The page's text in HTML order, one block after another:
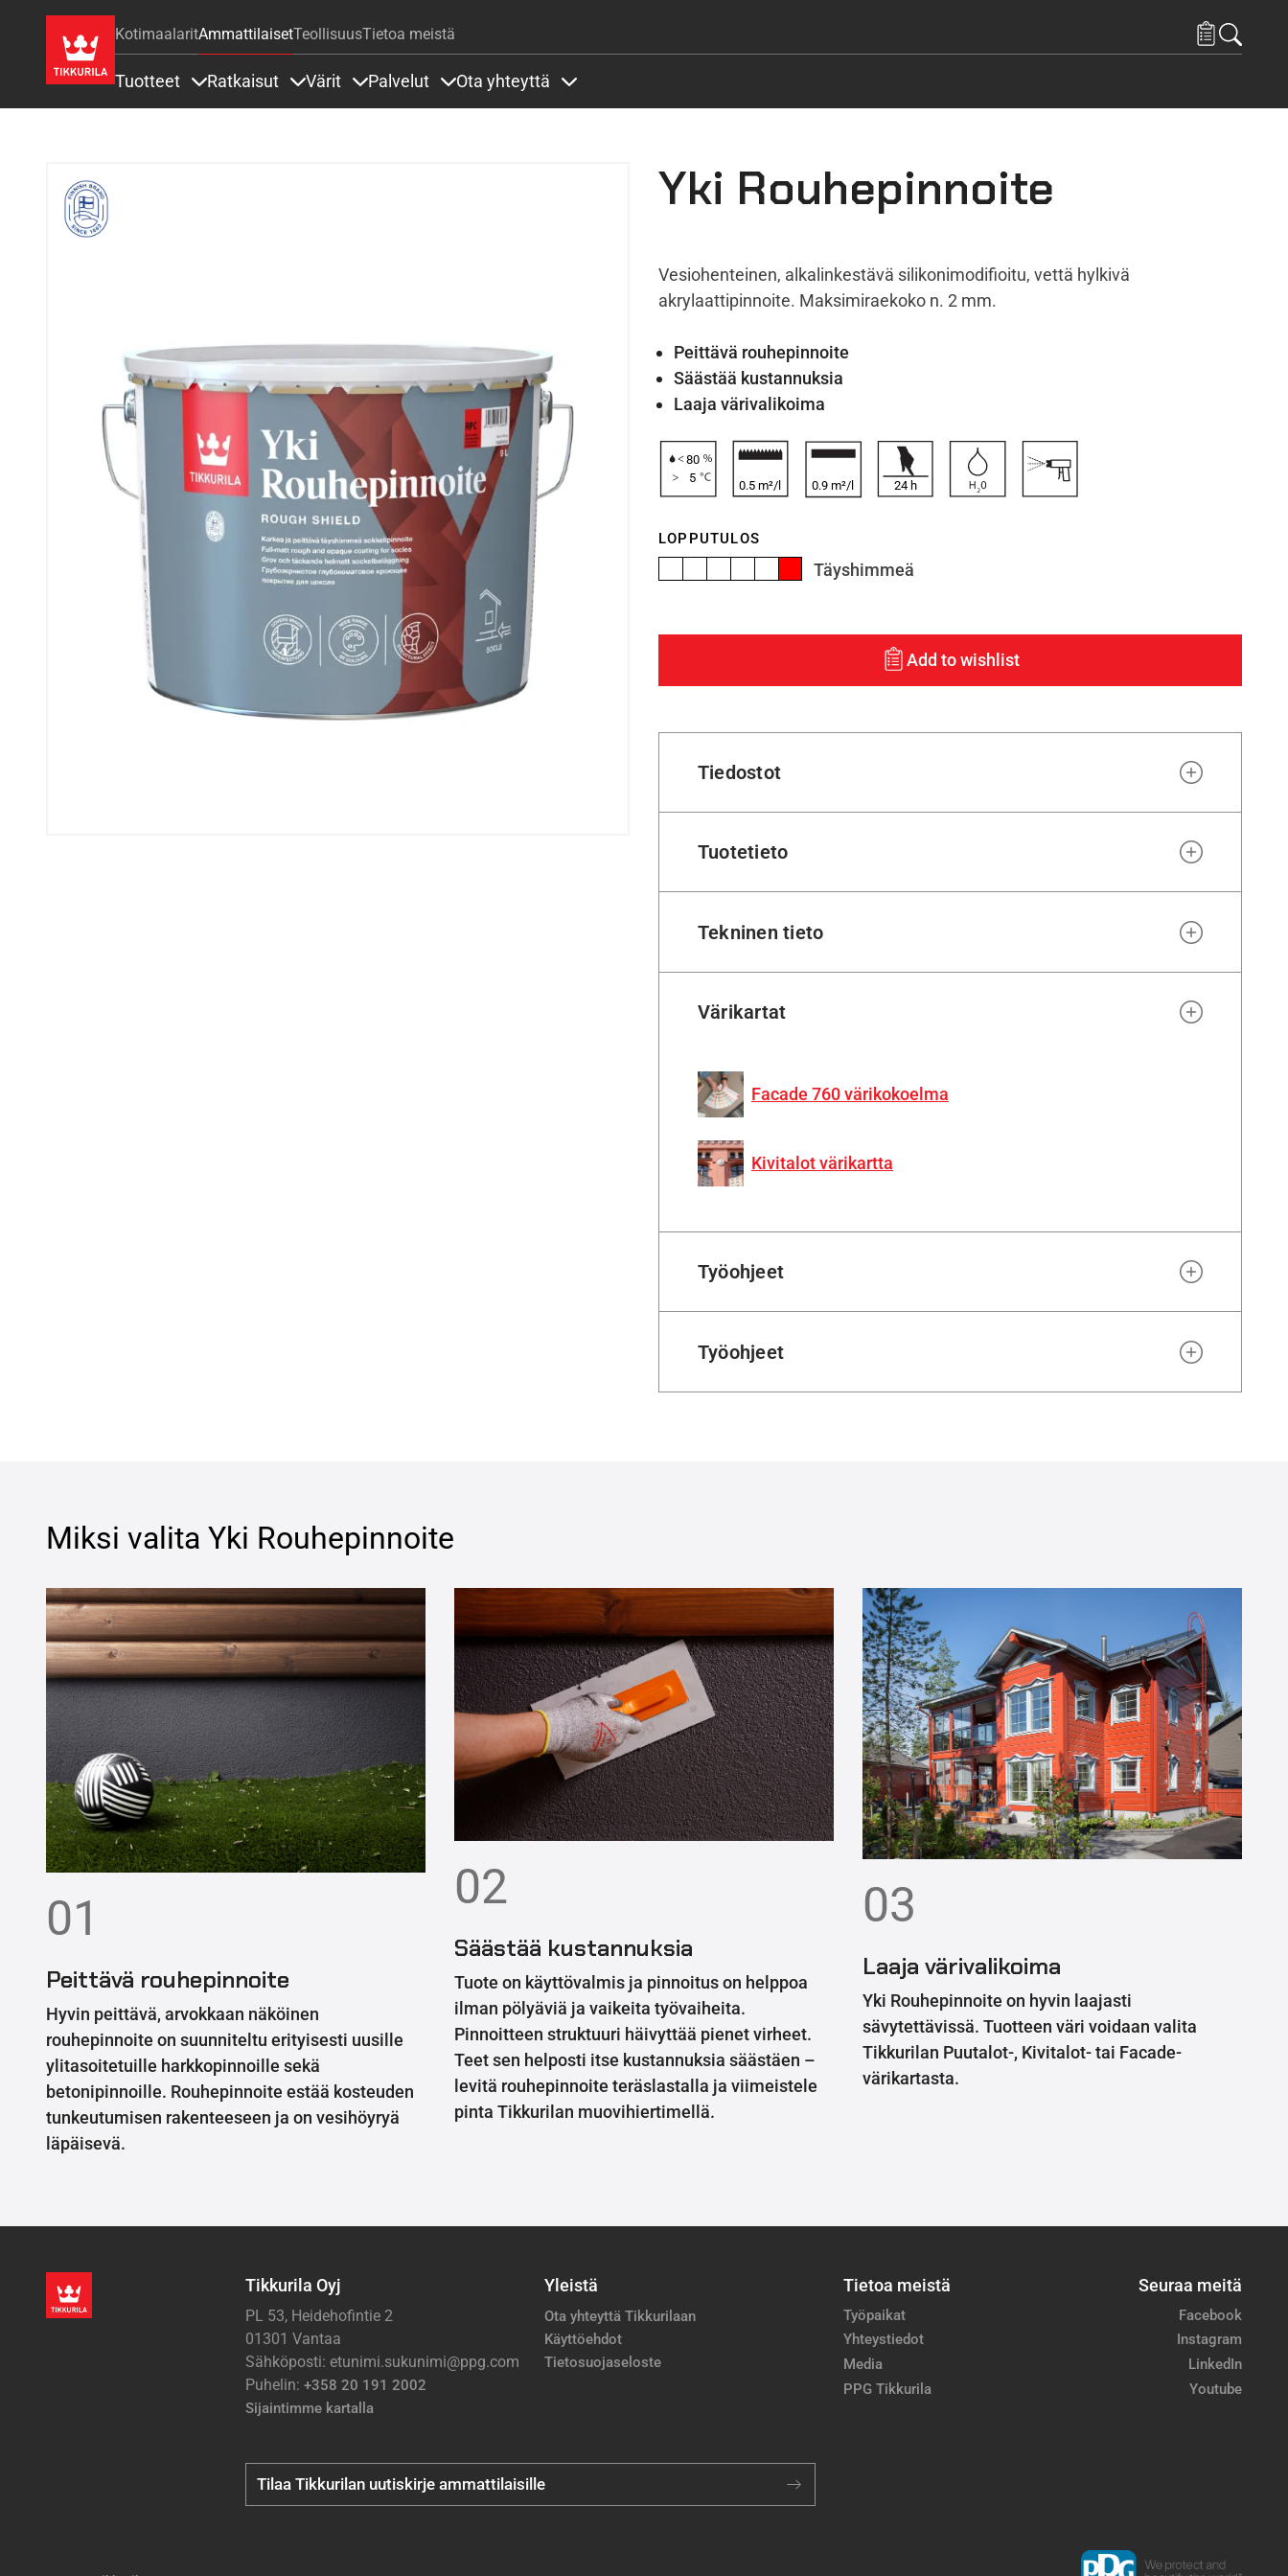
KotimaalaritAmmattilaisetTeollisuusTietoa meistä
Tuotteet Ratkaisut Värit Palvelut Ota yhteyttä
Yki Rouhepinnoite
Vesiohenteinen, alkalinkestävä silikonimodifioitu, vettä hylkivä
akrylaattipinnoite. Maksimiraekoko n. 2 mm.
Peittävä rouhepinnoite
Säästää kustannuksia
Laaja värivalikoima
80
5
0.5 m²/l 0.9 m²/l 24 h
LOPPUTULOS
Täyshimmeä
Add to wishlist
Tiedostot
Tuotetieto
Tekninen tieto
Värikartat
Facade 760 värikokoelma
Kivitalot värikartta
Työohjeet
Työohjeet
Miksi valita Yki Rouhepinnoite
01
Peittävä rouhepinnoite
Hyvin peittävä, arvokkaan näköinen
rouhepinnoite on suunniteltu erityisesti uusille
ylitasoitetuille harkkopinnoille sekä
betonipinnoille. Rouhepinnoite estää kosteuden
tunkeutumisen rakenteeseen ja on vesihöyryä
läpäisevä.
02
Säästää kustannuksia
Tuote on käyttövalmis ja pinnoitus on helppoa
ilman pölyäviä ja vaikeita työvaiheita.
Pinnoitteen struktuuri häivyttää pienet virheet.
Teet sen helposti itse kustannuksia säästäen –
levitä rouhepinnoite teräslastalla ja viimeistele
pinta Tikkurilan muovihiertimellä.
03
Laaja värivalikoima
Yki Rouhepinnoite on hyvin laajasti
sävytettävissä. Tuotteen väri voidaan valita
Tikkurilan Puutalot-, Kivitalot- tai Facade-
värikartasta.
Tikkurila Oyj
PL 53, Heidehofintie 2
01301 Vantaa
Sähköposti: etunimi.sukunimi@ppg.com
Puhelin: +358 20 191 2002
Sijaintimme kartalla
Yleistä
Ota yhteyttä Tikkurilaan
Käyttöehdot
Tietosuojaseloste
Tietoa meistä
Työpaikat
Yhteystiedot
Media
PPG Tikkurila
Seuraa meitä
Facebook
Instagram
LinkedIn
Youtube
Tilaa Tikkurilan uutiskirje ammattilaisille